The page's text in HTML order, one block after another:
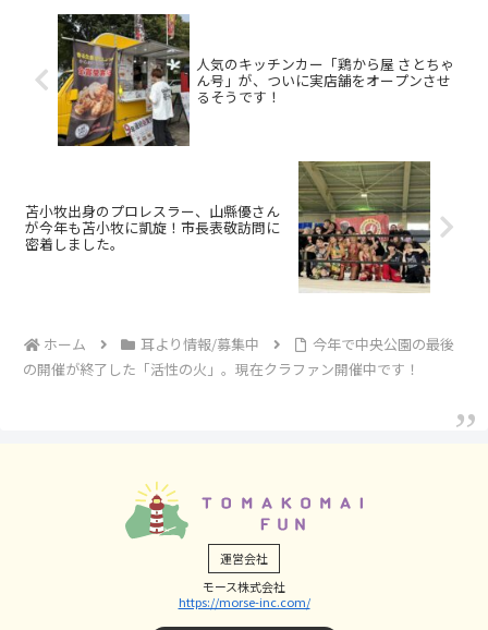
人気のキッチンカー「鶏から屋 さとちゃ
ん号」が、ついに実店舗をオープンさせ
るそうです！
苫小牧出身のプロレスラー、山縣優さん
が今年も苫小牧に凱旋！市長表敬訪問に
密着しました。
ホーム 耳より情報/募集中
今年で中央公園の最後
の開催が終了した「活性の火」。現在クラファン開催中です！
運営会社
モース株式会社
https://morse-inc.com/